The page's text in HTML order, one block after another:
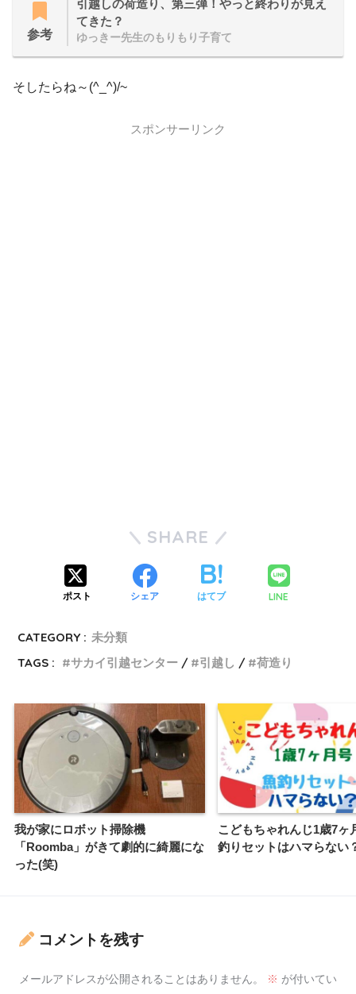
参考
引越しの荷造り、第三弾！やっと終わりが見え
てきた？
ゆっきー先生のもりもり子育て
そしたらね～(^_^)/~
スポンサーリンク
SHARE
ポスト シェア はてブ LINE
CATEGORY : 未分類
TAGS :
サカイ引越センター 引越し 荷造り
我が家にロボット掃除機
「Roomba」がきて劇的に綺麗にな
った(笑)
こどもちゃれんじ1歳7ヶ
釣りセットはハマらない
コメントを残す
メールアドレスが公開されることはありません。 ※ が付いてい